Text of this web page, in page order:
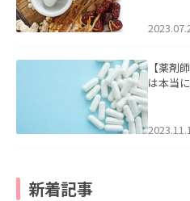
【薬剤
は本当
新着記事